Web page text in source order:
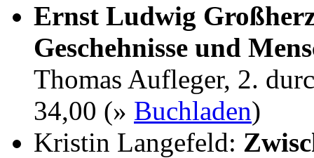
Ernst Ludwig
Geschehnisse und
Thomas Aufleger, 2.
34,00 (» Buchladen)
Kristin Langefeld: